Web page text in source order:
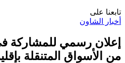
تابعنا على
أخبار الشاون
إعلان رسمي للمشاركة
من الأسواق المتنقلة